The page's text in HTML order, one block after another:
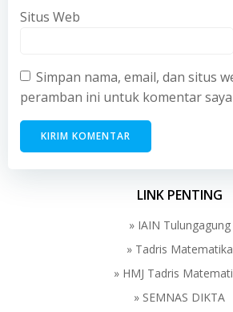
Situs Web
Simpan nama, email, dan situs
peramban ini untuk komentar
LINK PENTING
» IAIN Tulungagung
» Tadris Matematika
» HMJ Tadris
» SEMNAS DIKTA